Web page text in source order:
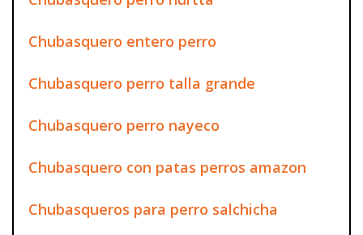
Chubasquero entero perro
Chubasquero perro talla grande
Chubasquero perro nayeco
Chubasquero con patas perros amazon
Chubasqueros para perro salchicha